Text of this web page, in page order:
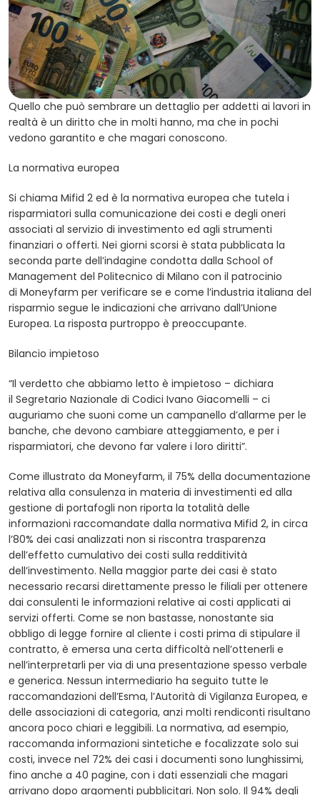
Quello che può sembrare un dettaglio per addetti ai lavori in
realtà è un diritto che in molti hanno, ma che in pochi
vedono garantito e che magari conoscono.
La normativa europea
Si chiama Mifid 2 ed è la normativa europea che tutela i
risparmiatori sulla comunicazione dei costi e degli oneri
associati al servizio di investimento ed agli strumenti
finanziari o offerti. Nei giorni scorsi è stata pubblicata la
seconda parte dell’indagine condotta dalla School of
Management del Politecnico di Milano con il patrocinio
di Moneyfarm per verificare se e come l’industria italiana del
risparmio segue le indicazioni che arrivano dall’Unione
Europea. La risposta purtroppo è preoccupante.
Bilancio impietoso
“Il verdetto che abbiamo letto è impietoso – dichiara
il Segretario Nazionale di Codici Ivano Giacomelli – ci
auguriamo che suoni come un campanello d’allarme per le
banche, che devono cambiare atteggiamento, e per i
risparmiatori, che devono far valere i loro diritti”.
Come illustrato da Moneyfarm, il 75% della documentazione
relativa alla consulenza in materia di investimenti ed alla
gestione di portafogli non riporta la totalità delle
informazioni raccomandate dalla normativa Mifid 2, in circa
l’80% dei casi analizzati non si riscontra trasparenza
dell’effetto cumulativo dei costi sulla redditività
dell’investimento. Nella maggior parte dei casi è stato
necessario recarsi direttamente presso le filiali per ottenere
dai consulenti le informazioni relative ai costi applicati ai
servizi offerti. Come se non bastasse, nonostante sia
obbligo di legge fornire al cliente i costi prima di stipulare il
contratto, è emersa una certa difficoltà nell’ottenerli e
nell’interpretarli per via di una presentazione spesso verbale
e generica. Nessun intermediario ha seguito tutte le
raccomandazioni dell’Esma, l’Autorità di Vigilanza Europea, e
delle associazioni di categoria, anzi molti rendiconti risultano
ancora poco chiari e leggibili. La normativa, ad esempio,
raccomanda informazioni sintetiche e focalizzate solo sui
costi, invece nel 72% dei casi i documenti sono lunghissimi,
fino anche a 40 pagine, con i dati essenziali che magari
arrivano dopo argomenti pubblicitari. Non solo. Il 94% degli